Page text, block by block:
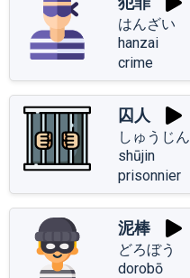
はんざい
hanzai
crime
囚人
しゅうじん
shūjin
prisonnier
泥棒
どろぼう
dorobō